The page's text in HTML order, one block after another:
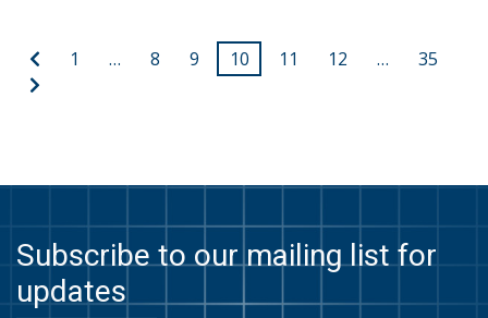
Posts
pagination
Previous
post
1 … 8 9 10 11 12 …
35
Next
Subscribe to our mailing list for
updates